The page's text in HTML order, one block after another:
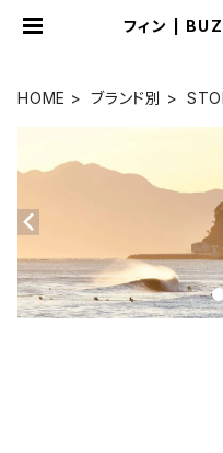
フィン |
HOME ブランド別